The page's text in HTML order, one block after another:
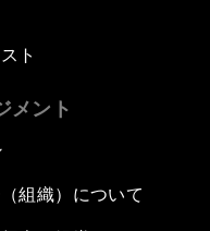
ト
メント
組織）について